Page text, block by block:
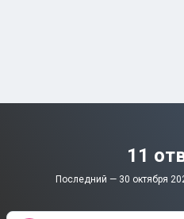
11
Последний — 30 октября